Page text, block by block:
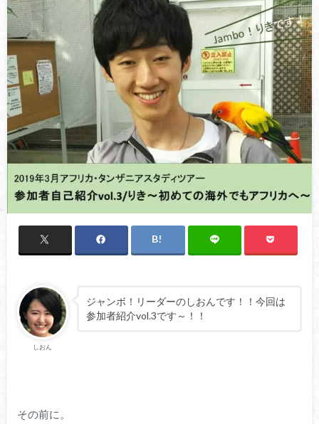
しおん
ジャンボ！リーダーのしおんです！！今回は
参加者紹介vol.3です～！！
その前に。